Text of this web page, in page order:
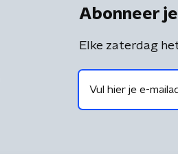
Abonneer
Elke zaterdag